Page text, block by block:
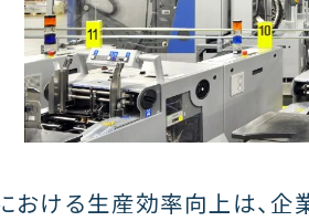
おける生産効率向上は、企